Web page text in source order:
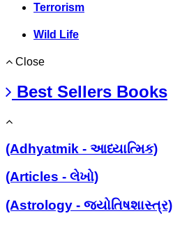
Terrorism
Wild Life
Close
Best Sellers Books
(Adhyatmik - આધ્યાત્મિક)
(Articles - લેખો)
(Astrology - જ્યોતિષશાસ્ત્ર)